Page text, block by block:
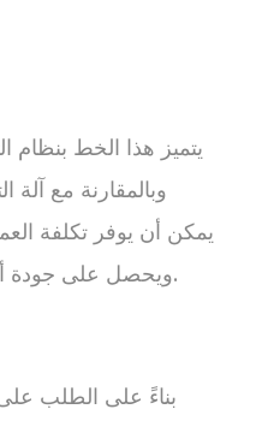
يتميز هذا الخط بنظام
وبالمقارنة مع آلة
يمكن أن يوفر تكلفة
ويحصل على جودة أكثر استقرارًا للمنتج النهائي.
بناءً على الطلب